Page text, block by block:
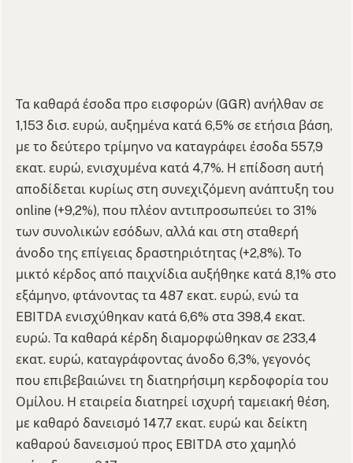
Τα καθαρά έσοδα προ εισφορών (GGR) ανήλθαν σε
1,153 δισ. ευρώ, αυξημένα κατά 6,5% σε ετήσια βάση,
με το δεύτερο τρίμηνο να καταγράφει έσοδα 557,9
εκατ. ευρώ, ενισχυμένα κατά 4,7%. Η επίδοση αυτή
αποδίδεται κυρίως στη συνεχιζόμενη ανάπτυξη του
online (+9,2%), που πλέον αντιπροσωπεύει το 31%
των συνολικών εσόδων, αλλά και στη σταθερή
άνοδο της επίγειας δραστηριότητας (+2,8%). Το
μικτό κέρδος από παιχνίδια αυξήθηκε κατά 8,1% στο
εξάμηνο, φτάνοντας τα 487 εκατ. ευρώ, ενώ τα
EBITDA ενισχύθηκαν κατά 6,6% στα 398,4 εκατ.
ευρώ. Τα καθαρά κέρδη διαμορφώθηκαν σε 233,4
εκατ. ευρώ, καταγράφοντας άνοδο 6,3%, γεγονός
που επιβεβαιώνει τη διατηρήσιμη κερδοφορία του
Ομίλου. Η εταιρεία διατηρεί ισχυρή ταμειακή θέση,
με καθαρό δανεισμό 147,7 εκατ. ευρώ και δείκτη
καθαρού δανεισμού προς EBITDA στο χαμηλό